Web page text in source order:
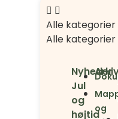
Alle kategorier
Alle kategorier
Nyheder
Jul
og
højtidog